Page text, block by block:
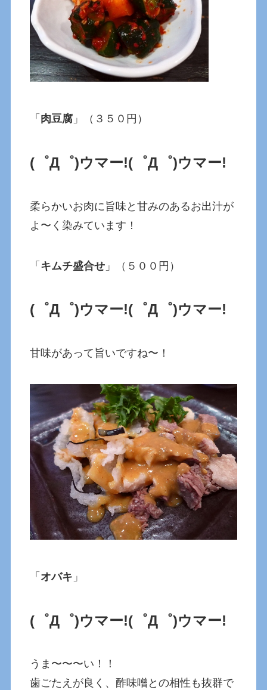
「 肉豆腐 」（３５０円）
(゜Д゜)ウマー!(゜Д゜)ウマー!
柔らかいお肉に旨味と甘みのあるお出汁が
よ〜く染みています！
「 キムチ盛合せ 」（５００円）
(゜Д゜)ウマー!(゜Д゜)ウマー!
甘味があって旨いですね〜！
「 オバキ 」
(゜Д゜)ウマー!(゜Д゜)ウマー!
うま〜〜〜い！！
歯ごたえが良く、酢味噌との相性も抜群で